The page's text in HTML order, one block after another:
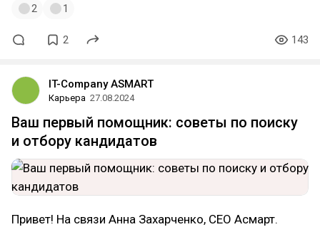
2 1
2 143
IT-Company ASMART
Карьера 27.08.2024
Ваш первый помощник: советы по поиску
и отбору кандидатов
Привет! На связи Анна Захарченко, CEO Асмарт.